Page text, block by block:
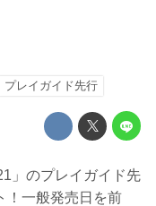
プレイガイド先行
」のプレイガイド先
！一般発売日を前